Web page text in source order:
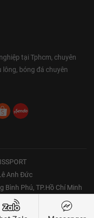
tại Tphcm, chuyên
lông, bóng đá chuyên
Anh Đức
Bình Phú, TP.Hồ Chí Minh
@ 2021 all rights reserved